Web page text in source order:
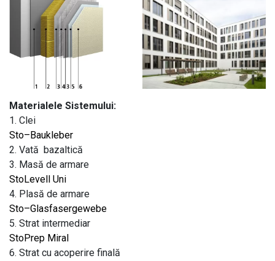
Materialele Sistemului:
1. Clei
Sto–Baukleber
2. Vată bazaltică
3. Masă de armare
StoLevell Uni
4. Plasă de armare
Sto–Glasfasergewebe
5. Strat intermediar
StoPrep Miral
6. Strat cu acoperire finală